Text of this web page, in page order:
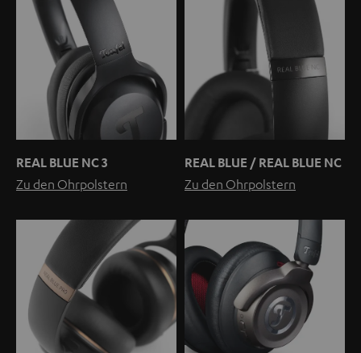
REAL BLUE NC 3
Zu den Ohrpolstern
REAL BLUE / REAL BLUE NC
Zu den Ohrpolstern